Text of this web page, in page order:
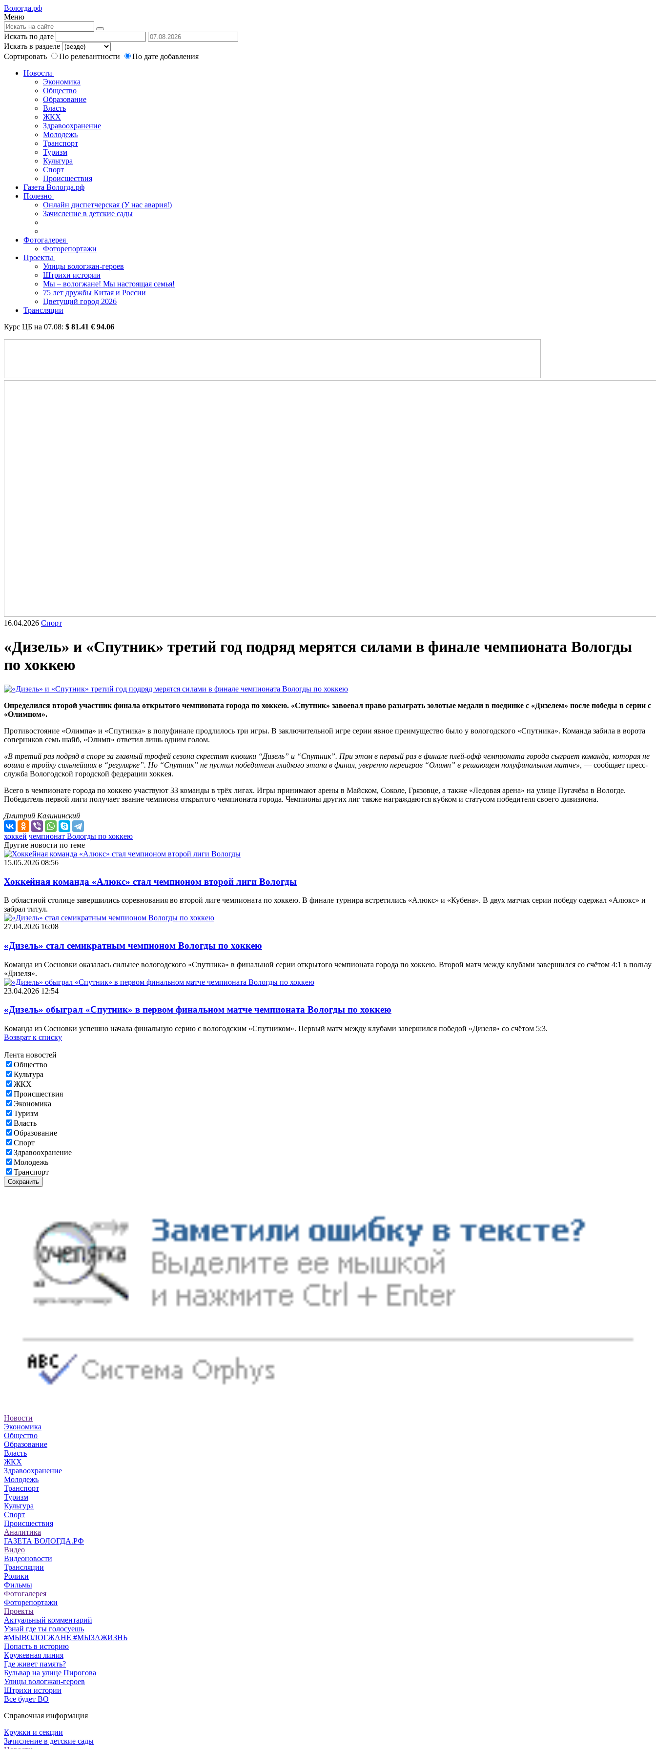
Вологда.рф
Меню
Искать по дате
Искать в разделе
Сортировать
По релевантности
По дате добавления
Новости
Экономика
Общество
Образование
Власть
ЖКХ
Здравоохранение
Молодежь
Транспорт
Туризм
Культура
Спорт
Происшествия
Газета Вологда.рф
Полезно
Онлайн диспетчерская (У нас авария!)
Зачисление в детские сады
Фотогалерея
Фоторепортажи
Проекты
Улицы вологжан-героев
Штрихи истории
Мы – вологжане! Мы настоящая семья!
75 лет дружбы Китая и России
Цветущий город 2026
Трансляции
Курс ЦБ на 07.08: $ 81.41 € 94.06
16.04.2026 Спорт
«Дизель» и «Спутник» третий год подряд мерятся силами в финале чемпионата Вологды
по хоккею
Определился второй участник финала открытого чемпионата города по хоккею. «Спутник» завоевал право разыграть золотые медали в поединке с «Дизелем» после победы в серии с
«Олимпом».
Противостояние «Олимпа» и «Спутника» в полуфинале продлилось три игры. В заключительной игре серии явное преимущество было у вологодского «Спутника». Команда забила в ворота
соперников семь шайб, «Олимп» ответил лишь одним голом.
«В третий раз подряд в споре за главный трофей сезона скрестят клюшки “Дизель” и “Спутник”. При этом в первый раз в финале плей-офф чемпионата города сыграет команда, которая не
вошла в тройку сильнейших в “регулярке”. Но “Спутник” не пустил победителя гладкого этапа в финал, уверенно переиграв “Олимп” в решающем полуфинальном матче», — сообщает пресс-
служба Вологодской городской федерации хоккея.
Всего в чемпионате города по хоккею участвуют 33 команды в трёх лигах. Игры принимают арены в Майском, Соколе, Грязовце, а также «Ледовая арена» на улице Пугачёва в Вологде.
Победитель первой лиги получает звание чемпиона открытого чемпионата города. Чемпионы других лиг также награждаются кубком и статусом победителя своего дивизиона.
Дмитрий Калининский
хоккей чемпионат Вологды по хоккею
Другие новости по теме
15.05.2026 08:56
Хоккейная команда «Алюкс» стал чемпионом второй лиги Вологды
В областной столице завершились соревнования во второй лиге чемпионата по хоккею. В финале турнира встретились «Алюкс» и «Кубена». В двух матчах серии победу одержал «Алюкс» и
забрал титул.
27.04.2026 16:08
«Дизель» стал семикратным чемпионом Вологды по хоккею
Команда из Сосновки оказалась сильнее вологодского «Спутника» в финальной серии открытого чемпионата города по хоккею. Второй матч между клубами завершился со счётом 4:1 в пользу
«Дизеля».
23.04.2026 12:54
«Дизель» обыграл «Спутник» в первом финальном матче чемпионата Вологды по хоккею
Команда из Сосновки успешно начала финальную серию с вологодским «Спутником». Первый матч между клубами завершился победой «Дизеля» со счётом 5:3.
Возврат к списку
Лента новостей
Общество
Культура
ЖКХ
Происшествия
Экономика
Туризм
Власть
Образование
Спорт
Здравоохранение
Молодежь
Транспорт
Сохранить
Новости
Экономика
Общество
Образование
Власть
ЖКХ
Здравоохранение
Молодежь
Транспорт
Туризм
Культура
Спорт
Происшествия
Аналитика
ГАЗЕТА ВОЛОГДА.РФ
Видео
Видеоновости
Трансляции
Ролики
Фильмы
Фотогалерея
Фоторепортажи
Проекты
Актуальный комментарий
Узнай где ты голосуешь
#МЫВОЛОГЖАНЕ #МЫЗАЖИЗНЬ
Попасть в историю
Кружевная линия
Где живет память?
Бульвар на улице Пирогова
Улицы вологжан-героев
Штрихи истории
Все будет ВО
Справочная информация
Кружки и секции
Зачисление в детские сады